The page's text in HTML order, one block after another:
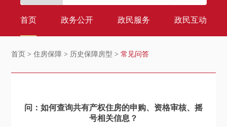
首页 政务公开 政民服务 政民互动
首页 >住房保障 > 历史保障房型 >常见问答
问：如何查询共有产权住房的申购、资格审核、摇
号相关信息？